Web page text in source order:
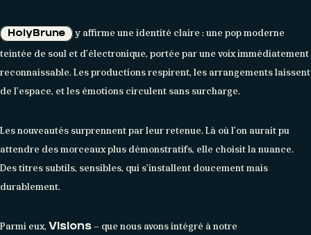
À PROPOS
Histoire Membres Datas Wasabi
HolyBrune
y affirme une identité claire : une pop moderne
teintée de soul et d’électronique, portée par une voix immédiatement
reconnaissable. Les productions respirent, les arrangements laissent
de l’espace, et les émotions circulent sans surcharge.
Les nouveautés surprennent par leur retenue. Là où l’on aurait pu
attendre des morceaux plus démonstratifs, elle choisit la nuance.
Des titres subtils, sensibles, qui s’installent doucement mais
durablement.
Parmi eux, Visions— que nous avons intégré à notre